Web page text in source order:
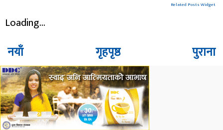
Related Posts Widget
Loading...
नयाँ पुराना
गृहपृष्ठ